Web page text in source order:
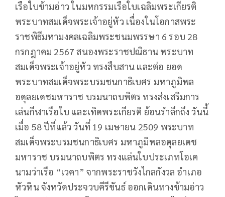
เรือใบข้ามอ่าว ในมหกรรมเรือใบเฉลิมพระเกียรติ
พระบาทสมเด็จพระเจ้าอยู่หัว เนื่องในโอกาสพระ
ราชพิธีมหามงคลเฉลิมพระชนมพรรษา 6 รอบ 28
กรกฎาคม 2567 สนองพระราชปณิธาน พระบาท
สมเด็จพระเจ้าอยู่หัว ทรงสืบสาน และต่อ ยอด
พระบาทสมเด็จพระบรมชนกาธิเบศร มหาภูมิพล
อดุลยเดชมหาราช บรมนาถบพิตร ทรงส่งเสริมการ
เล่นกีฬาเรือใบ และเทิดพระเกียรติ ย้อนรำลึกถึง วันนี้
เมื่อ 58 ปีที่แล้ว วันที่ 19 เมษายน 2509 พระบาท
สมเด็จพระบรมชนกาธิเบศร มหาภูมิพลอดุลยเดช
มหาราช บรมนาถบพิตร ทรงแล่นใบประเภทโอเค
นามว่าเรือ “เวคา” จากพระราชวังไกลกังวล อําเภอ
หัวหิน จังหวัดประจวบคีรีขันธ์ ออกเดินทางข้ามอ่าว